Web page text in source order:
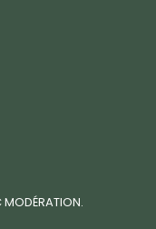
MODÉRATION.